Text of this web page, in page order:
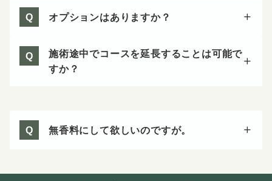
Q オプションはありますか？
Q
施術途中でコースを延長することは可能で
すか？
Q 無香料にして欲しいのですが。